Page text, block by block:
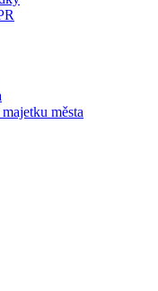
města